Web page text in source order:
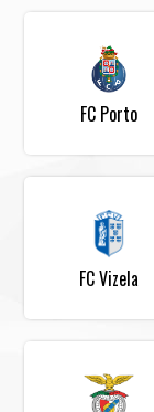
FC Porto
FC Vizela